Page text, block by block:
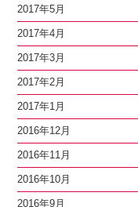
2017年5月
2017年4月
2017年3月
2017年2月
2017年1月
2016年12月
2016年11月
2016年10月
2016年9月